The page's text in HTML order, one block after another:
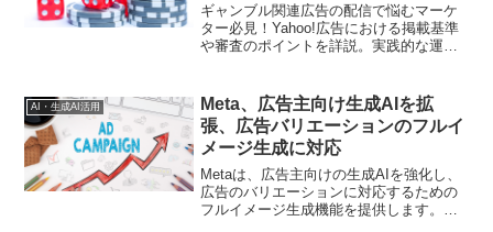
ギャンブル関連広告の配信で悩むマーケ
ター必見！Yahoo!広告における掲載基準
や審査のポイントを詳説。実践的な運用
AI・生成AI活用
Meta、広告主向け生成AIを拡
張、広告バリエーションのフルイ
メージ生成に対応
Metaは、広告主向けの生成AIを強化し、
広告のバリエーションに対応するための
フルイメージ生成機能を提供します。こ